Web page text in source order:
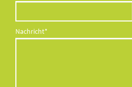
Pflichtfeld
Nachricht*